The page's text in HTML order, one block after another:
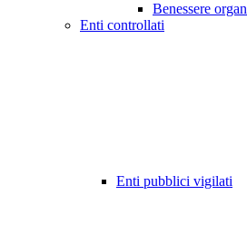
Benessere
Enti controllati
Enti pubblici vigilati